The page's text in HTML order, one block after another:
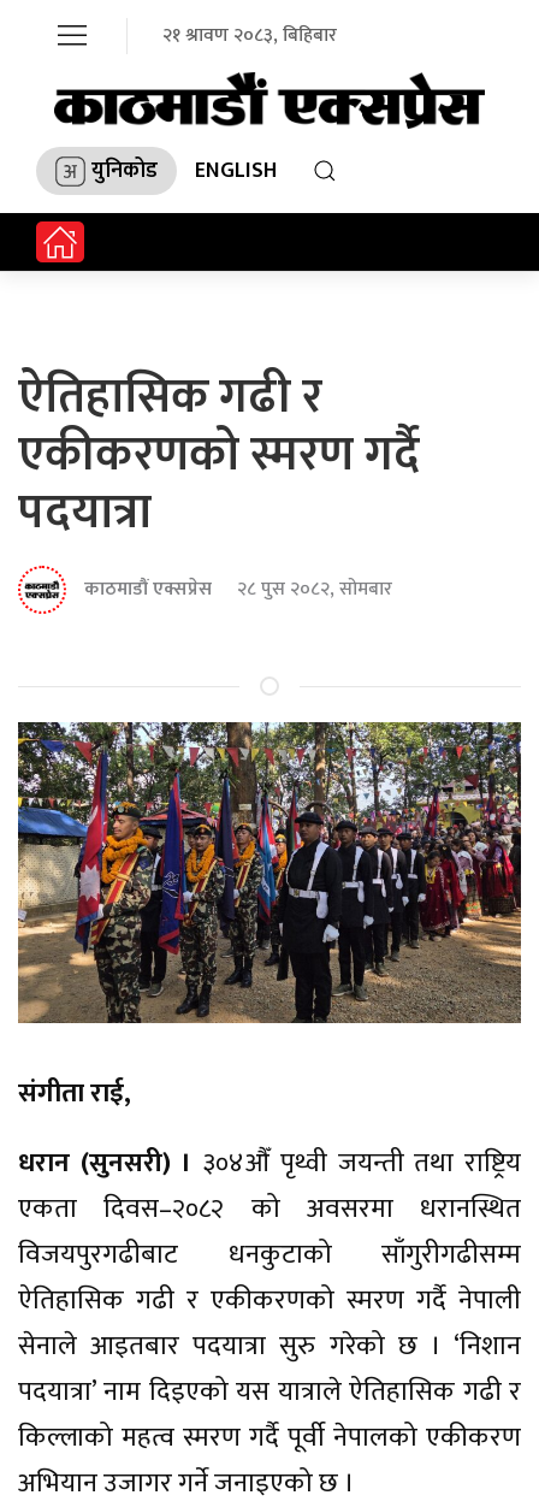
२१ श्रावण २०८३, बिहिबार
युनिकोड ENGLISH
ऐतिहासिक गढी र
एकीकरणको स्मरण गर्दै
पदयात्रा
काठमाडौं एक्सप्रेस २८ पुस २०८२, सोमबार
संगीता राई,
धरान (सुनसरी) । ३०४औँ पृथ्वी जयन्ती तथा राष्ट्रिय
एकता दिवस–२०८२ को अवसरमा धरानस्थित
विजयपुरगढीबाट धनकुटाको साँगुरीगढीसम्म
ऐतिहासिक गढी र एकीकरणको स्मरण गर्दै नेपाली
सेनाले आइतबार पदयात्रा सुरु गरेको छ । ‘निशान
पदयात्रा’ नाम दिइएको यस यात्राले ऐतिहासिक गढी र
किल्लाको महत्व स्मरण गर्दै पूर्वी नेपालको एकीकरण
अभियान उजागर गर्ने जनाइएको छ ।